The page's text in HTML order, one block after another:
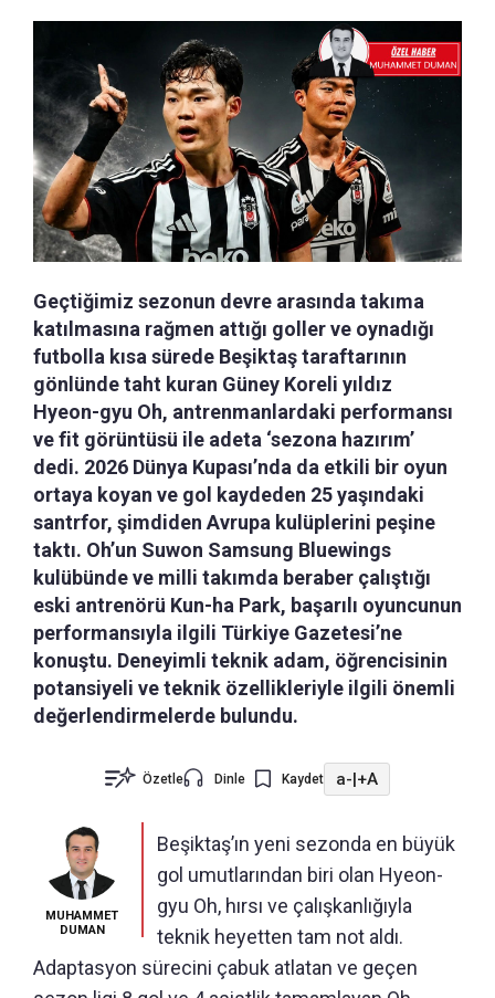
Geçtiğimiz sezonun devre arasında takıma
katılmasına rağmen attığı goller ve oynadığı
futbolla kısa sürede Beşiktaş taraftarının
gönlünde taht kuran Güney Koreli yıldız
Hyeon-gyu Oh, antrenmanlardaki performansı
ve fit görüntüsü ile adeta ‘sezona hazırım’
dedi. 2026 Dünya Kupası’nda da etkili bir oyun
ortaya koyan ve gol kaydeden 25 yaşındaki
santrfor, şimdiden Avrupa kulüplerini peşine
taktı. Oh’un Suwon Samsung Bluewings
kulübünde ve milli takımda beraber çalıştığı
eski antrenörü Kun-ha Park, başarılı oyuncunun
performansıyla ilgili Türkiye Gazetesi’ne
konuştu. Deneyimli teknik adam, öğrencisinin
potansiyeli ve teknik özellikleriyle ilgili önemli
değerlendirmelerde bulundu.
Özetle Dinle Kaydet a-|+A
MUHAMMET
DUMAN
Beşiktaş’ın yeni sezonda en büyük
gol umutlarından biri olan Hyeon-
gyu Oh, hırsı ve çalışkanlığıyla
teknik heyetten tam not aldı.
Adaptasyon sürecini çabuk atlatan ve geçen